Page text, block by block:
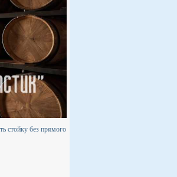
стойку без прямого